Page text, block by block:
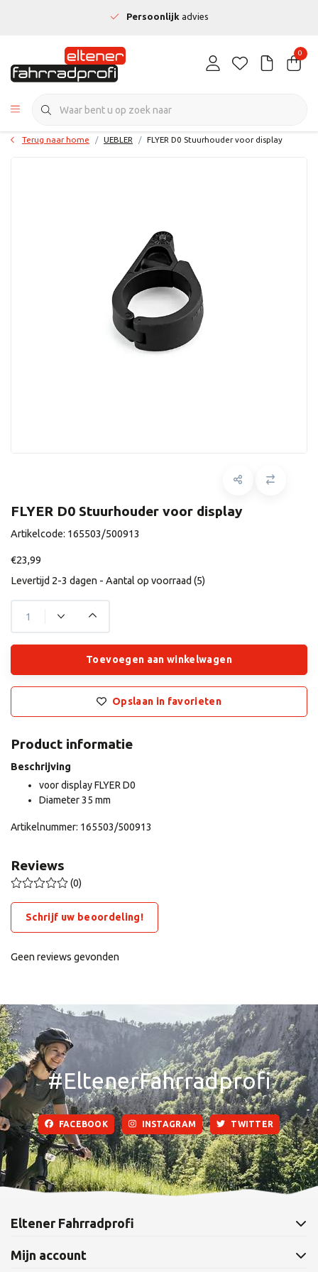
Persoonlijkadvies
0
Terug naar home UEBLER FLYER D0 Stuurhouder voor display
FLYER D0 Stuurhouder voor display
Artikelcode: 165503/500913
€23,99
Levertijd 2-3 dagen - Aantal op voorraad (5)
Toevoegen aan winkelwagen
Opslaan in favorieten
Product informatie
Beschrijving
voor display FLYER D0
Diameter 35 mm
Artikelnummer: 165503/500913
Reviews
(0)
Schrijf uw beoordeling!
Geen reviews gevonden
#EltenerFahrradprofi
FACEBOOK INSTAGRAM TWITTER
Eltener Fahrradprofi
Mijn account